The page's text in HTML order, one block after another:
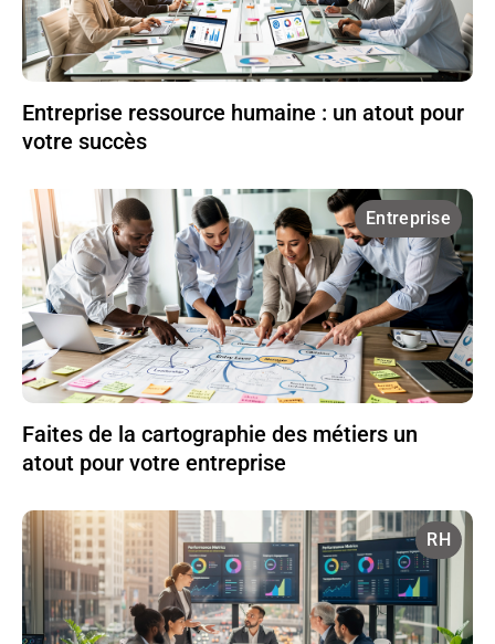
Entreprise ressource humaine : un atout pour
votre succès
Entreprise
Faites de la cartographie des métiers un
atout pour votre entreprise
RH